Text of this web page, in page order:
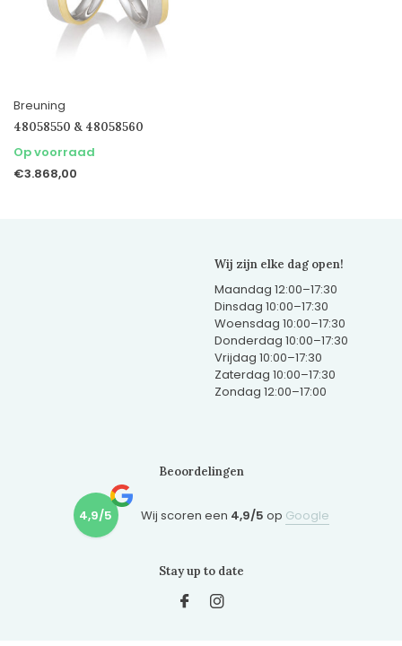
Breuning
48058550 & 48058560
Op voorraad
€3.868,00
Wij zijn elke dag open!
Maandag 12:00–17:30
Dinsdag 10:00–17:30
Woensdag 10:00–17:30
Donderdag 10:00–17:30
Vrijdag 10:00–17:30
Zaterdag 10:00–17:30
Zondag 12:00–17:00
Beoordelingen
4,9/5 Wij scoren een 4,9/5 op Google
Stay up to date